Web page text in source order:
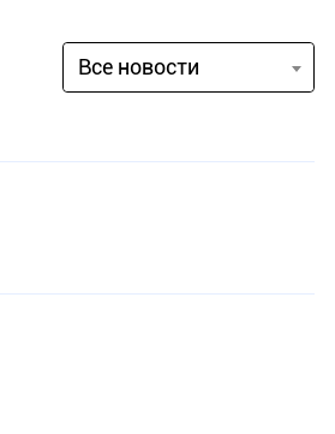
Все новости